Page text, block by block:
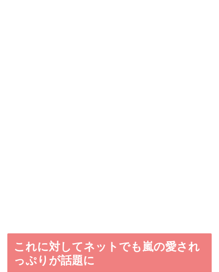
これに対してネットでも嵐の愛され
っぷりが話題に